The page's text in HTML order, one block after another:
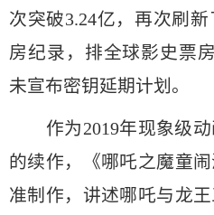
次突破3.24亿，再次刷
房纪录，排全球影史票
未宣布密钥延期计划。
作为2019年现象级动
的续作，《哪吒之魔童
准制作，讲述哪吒与龙